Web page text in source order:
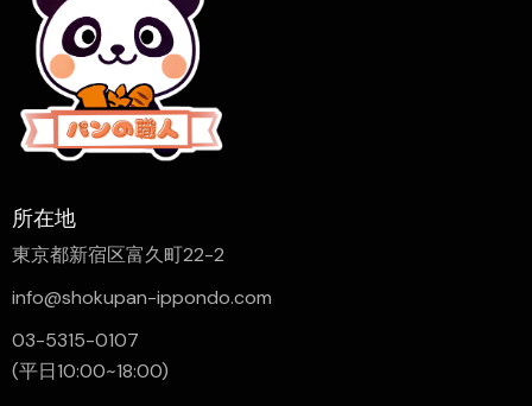
所在地
東京都新宿区富久町22-2
info@shokupan-ippondo.com
03-5315-0107
(平日10:00~18:00)